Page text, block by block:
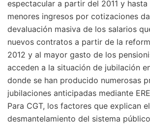
espectacular a partir del 2011 y
menores ingresos por cotizaciones
devaluación masiva de los salarios
nuevos contratos a partir de la
2012 y al mayor gasto de los
acceden a la situación de jubilación
donde se han producido numerosas
jubilaciones anticipadas mediante
Para CGT, los factores que explican
desmantelamiento del sistema